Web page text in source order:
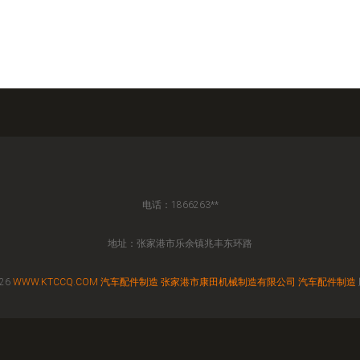
电话：1866263**
地址：张家港市乐余镇兆丰东环路
WWW.KTCCQ.COM 汽车配件制造 张家港市康田机械制造有限公司 汽车配件制造